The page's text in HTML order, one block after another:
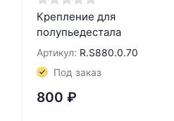
Крепление для
полупьедестала
Артикул: R.S880.0.70
Под заказ
800 ₽